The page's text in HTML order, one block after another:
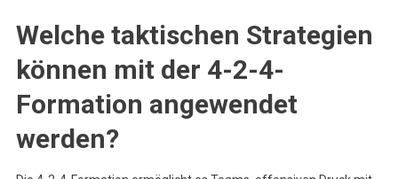
Welche taktischen Strategien
können mit der 4-2-4-
Formation angewendet
werden?